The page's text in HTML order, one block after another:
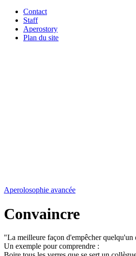
Contact
Staff
Aperostory
Plan du site
Aperolosophie avancée
Convaincre
"La meilleure façon d'empêcher quelqu'un
Un exemple pour comprendre :